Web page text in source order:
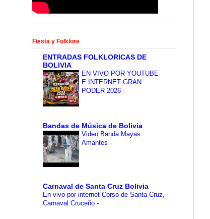
Fiesta y Folklore
ENTRADAS FOLKLORICAS DE
BOLIVIA
EN VIVO POR YOUTUBE
E INTERNET GRAN
PODER 2026 -
Bandas de Música de Bolivia
Video Banda Mayas
Amantes -
Carnaval de Santa Cruz Bolivia
En vivo por internet Corso de Santa Cruz,
Carnaval Cruceño -